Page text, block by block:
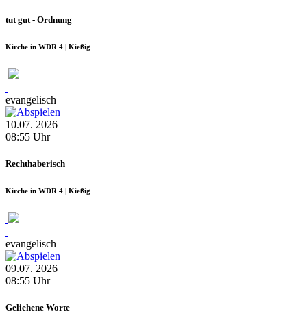
tut gut - Ordnung
Kirche in WDR 4 | Kießig
evangelisch
10.07. 2026
08:55 Uhr
Rechthaberisch
Kirche in WDR 4 | Kießig
evangelisch
09.07. 2026
08:55 Uhr
Geliehene Worte